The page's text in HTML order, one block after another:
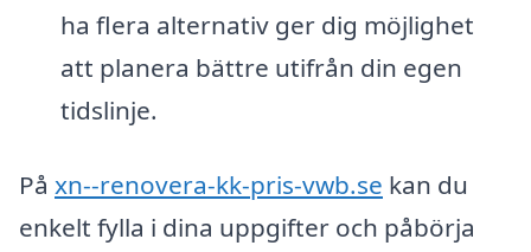
ha flera alternativ ger dig möjlighet
att planera bättre utifrån din egen
tidslinje.
På xn--renovera-kk-pris-vwb.se kan du
enkelt fylla i dina uppgifter och påbörja